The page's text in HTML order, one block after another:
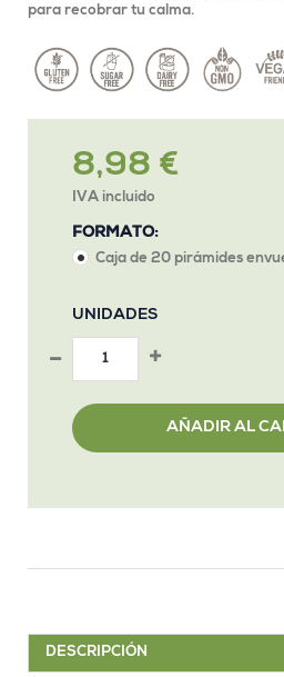
para recobrar tu calma.
8,98 €
IVA incluido
FORMATO:
Caja de 20 pirámides
UNIDADES
AÑADIR AL
DESCRIPCIÓN